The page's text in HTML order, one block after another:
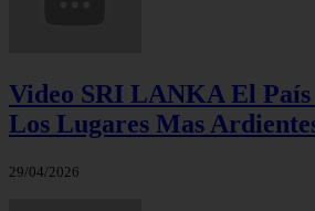
Video SRI LANKA El
Los Lugares Mas
29/04/2026